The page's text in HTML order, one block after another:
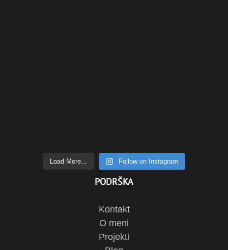
Load More... Follow on Instagram
PODRŠKA
Kontakt
O meni
Projekti